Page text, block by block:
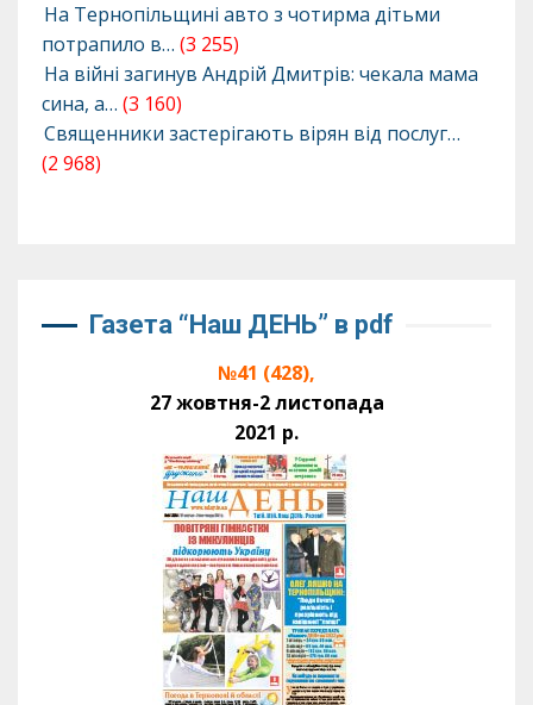
На Тернопільщині авто з чотирма дітьми
потрапило в… (3 255)
На війні загинув Андрій Дмитрів: чекала мама
сина, а… (3 160)
Священники застерігають вірян від послуг…
(2 968)
Газета “Наш ДЕНЬ” в pdf
№41 (428),
27 жовтня-2 листопада
2021 р.